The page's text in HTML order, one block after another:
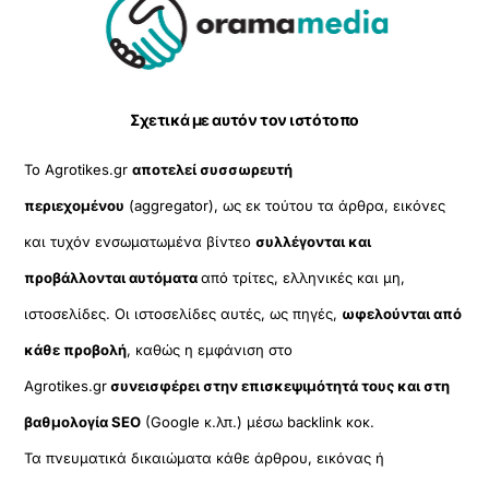
To
Σχετικά με αυτόν τον ιστότοπο
Το Agrotikes.grαποτελεί συσσωρευτή
περιεχομένου (aggregator), ως εκ τούτου τα άρθρα, εικόνες
και τυχόν ενσωματωμένα βίντεοσυλλέγονται και
προβάλλονται αυτόματααπό τρίτες, ελληνικές και μη,
ιστοσελίδες. Οι ιστοσελίδες αυτές, ως πηγές, ωφελούνται από
κάθε προβολή, καθώς η εμφάνιση στο
Agrotikes.grσυνεισφέρει στην επισκεψιμότητά τους και στη
βαθμολογία SEO (Google κ.λπ.) μέσω backlink κοκ.
Τα πνευματικά δικαιώματα κάθε άρθρου, εικόνας ή